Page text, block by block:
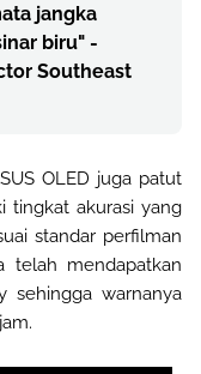
jangka
biru" -
Southeast
OLED juga patut
tingkat akurasi yang
standar perfilman
telah mendapatkan
sehingga warnanya